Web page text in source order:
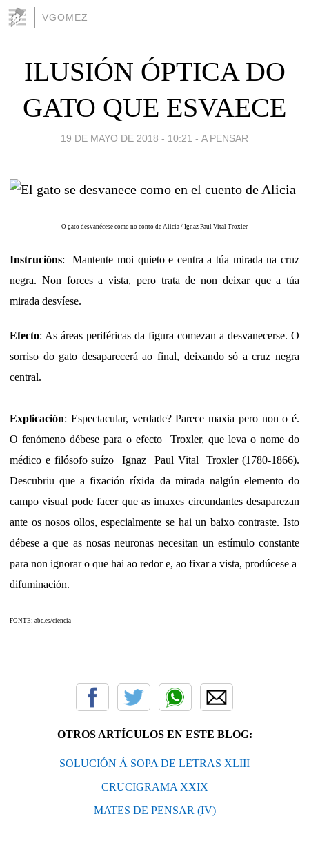
VGOMEZ
ILUSIÓN ÓPTICA DO
GATO QUE ESVAECE
19 DE MAYO DE 2018 - 10:21 - A PENSAR
O gato desvanécese como no conto de Alicia / Ignaz Paul Vital Troxler
Instrucións: Mantente moi quieto e centra a túa mirada na cruz
negra. Non forces a vista, pero trata de non deixar que a túa
mirada desvíese.
Efecto: As áreas periféricas da figura comezan a desvanecerse. O
sorriso do gato desaparecerá ao final, deixando só a cruz negra
central.
Explicación: Espectacular, verdade? Parece maxia pero non o é.
O fenómeno débese para o efecto Troxler, que leva o nome do
médico e filósofo suízo Ignaz Paul Vital Troxler (1780-1866).
Descubriu que a fixación ríxida da mirada nalgún elemento do
campo visual pode facer que as imaxes circundantes desaparezan
ante os nosos ollos, especialmente se hai un baixo contraste. Isto
débese a que as nosas neuronas necesitan un estímulo constante
para non ignorar o que hai ao redor e, ao fixar a vista, prodúcese a
difuminación.
FONTE: abc.es/ciencia
OTROS ARTÍCULOS EN ESTE BLOG:
SOLUCIÓN Á SOPA DE LETRAS XLIII
CRUCIGRAMA XXIX
MATES DE PENSAR (IV)